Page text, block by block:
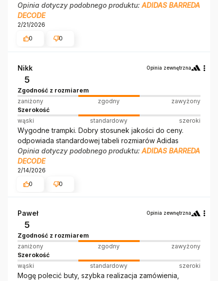
Opinia dotyczy podobnego produktu: ADIDAS BARREDA
DECODE
2/21/2026
0
0
Nikk Opinia zewnętrzna
5
Zgodność z rozmiarem
zaniżony
zgodny
zawyżony
Szerokość
wąski
standardowy szeroki
Wygodne trampki. Dobry stosunek jakości do ceny.
odpowiada standardowej tabeli rozmiarów Adidas
Opinia dotyczy podobnego produktu: ADIDAS BARREDA
DECODE
2/14/2026
0
0
Paweł Opinia zewnętrzna
5
Zgodność z rozmiarem
zaniżony
zgodny
zawyżony
Szerokość
wąski
standardowy szeroki
Mogę polecić buty, szybka realizacja zamówienia,